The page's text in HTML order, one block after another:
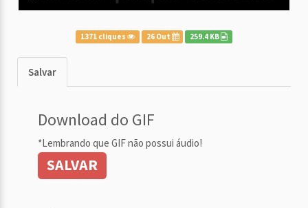
1371 cliques 26 Out 259.4 KB
Salvar
Download do GIF
*Lembrando que GIF não possui áudio!
SALVAR